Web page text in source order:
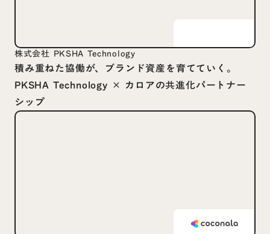
株式会社 PKSHA Technology
積み重ねた協働が、ブランド資産を育てていく。
PKSHA Technology × カロアの共進化パートナー
シップ